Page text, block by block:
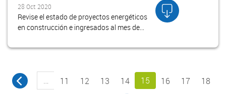
28 Oct 2020
Revise el estado de proyectos energéticos
en construcción e ingresados al mes de
… 11 12 13 14 15 16 17
18